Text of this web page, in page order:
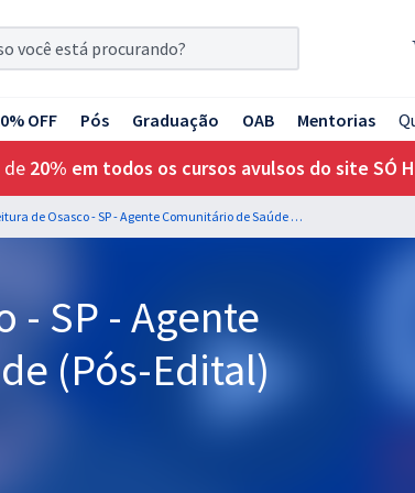
OFF Pós Graduação OAB Mentorias
de 20% em todos os cursos avulsos do site SÓ
Prefeitura de Osasco - SP - Agente Comunitário de Saúde (Pós-Edital)
- SP - Agente
(Pós-Edital)